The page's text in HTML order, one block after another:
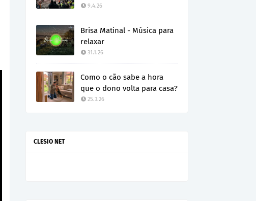
9.4.26
Brisa Matinal - Música para
relaxar
31.1.26
Como o cão sabe a hora
que o dono volta para casa?
25.3.26
CLESIO NET